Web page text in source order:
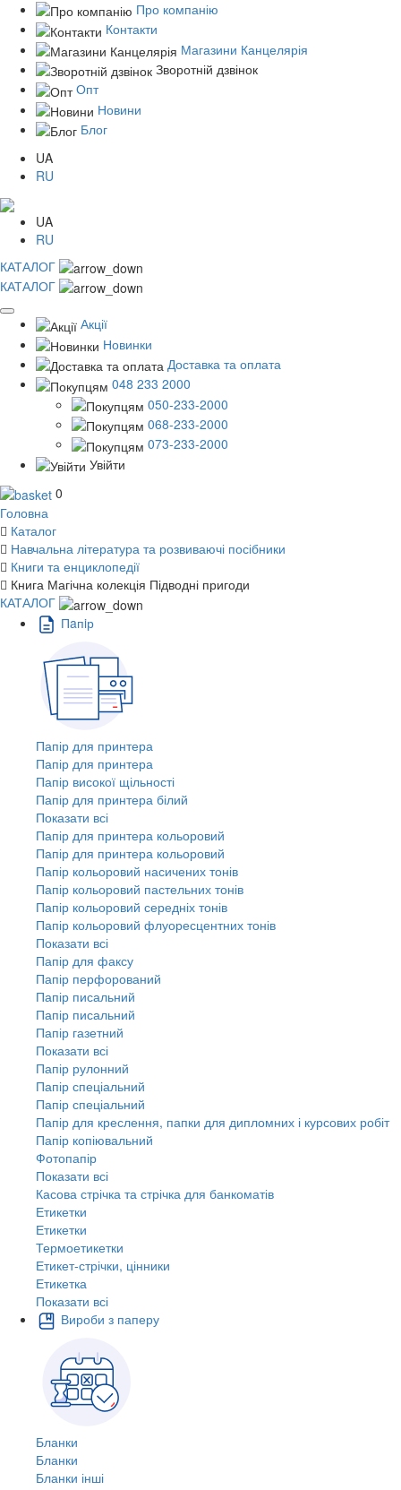
Про компанію
Контакти
Магазини Канцелярія
Зворотній дзвінок
Опт
Новини
Блог
UA
RU
UA
RU
КАТАЛОГ
КАТАЛОГ
Акції
Новинки
Доставка та оплата
048 233 2000
050-233-2000
068-233-2000
073-233-2000
Увійти
0
Головна
Каталог
Навчальна література та розвиваючі посібники
Книги та енциклопедії
Книга Магічна колекція Підводні пригоди
КАТАЛОГ
Пaпiр
Папір для принтера
Папір для принтера
Папір високої щільності
Папір для принтера білий
Показати всі
Папір для принтера кольоровий
Папір для принтера кольоровий
Папір кольоровий насичених тонів
Папір кольоровий пастельних тонів
Папір кольоровий середніх тонів
Папір кольоровий флуоресцентних тонів
Показати всі
Папір для факсу
Папір перфорований
Папір писальний
Папір писальний
Папір газетний
Показати всі
Папір рулонний
Папір спеціальний
Папір спеціальний
Папір для креслення, папки для дипломних і курсових робіт
Папір копіювальний
Фотопапір
Показати всі
Касова стрічка та стрічка для банкоматів
Етикетки
Етикетки
Термоетикетки
Етикет-стрічки, цінники
Етикетка
Показати всі
Вироби з паперу
Бланки
Бланки
Бланки інші